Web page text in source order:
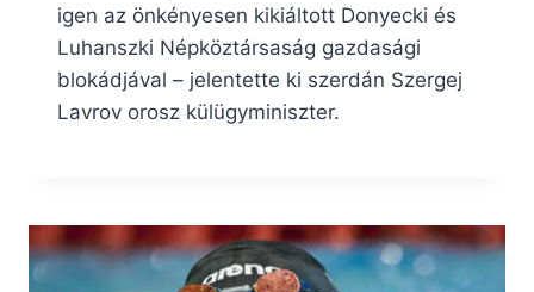
igen az önkényesen kikiáltott Donyecki és
Luhanszki Népköztársaság gazdasági
blokádjával – jelentette ki szerdán Szergej
Lavrov orosz külügyminiszter.